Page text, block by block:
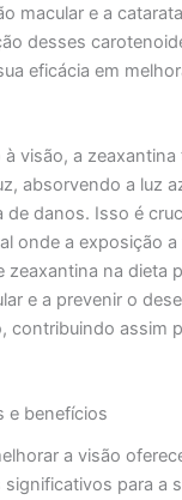
macular e a
desses
eficácia em
visão, a zeaxantina
absorvendo a luz
de danos. Isso é
onde a exposição a
zeaxantina na dieta
e a prevenir o
contribuindo assim
e benefícios
a visão
para a